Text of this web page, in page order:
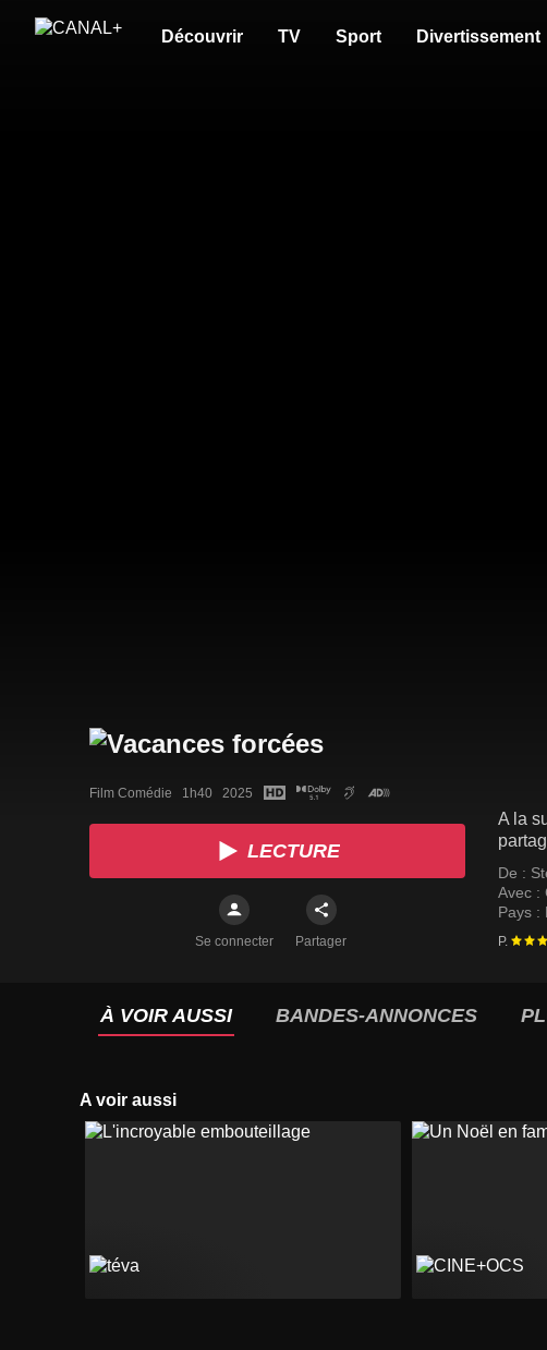
Découvrir TV Sport Divertissement
Film Comédie   1h40   2025
LECTURE
Se connecter Partager
A la
De :
Avec :
Pays :
P.
À VOIR AUSSI BANDES-ANNONCES
A voir aussi